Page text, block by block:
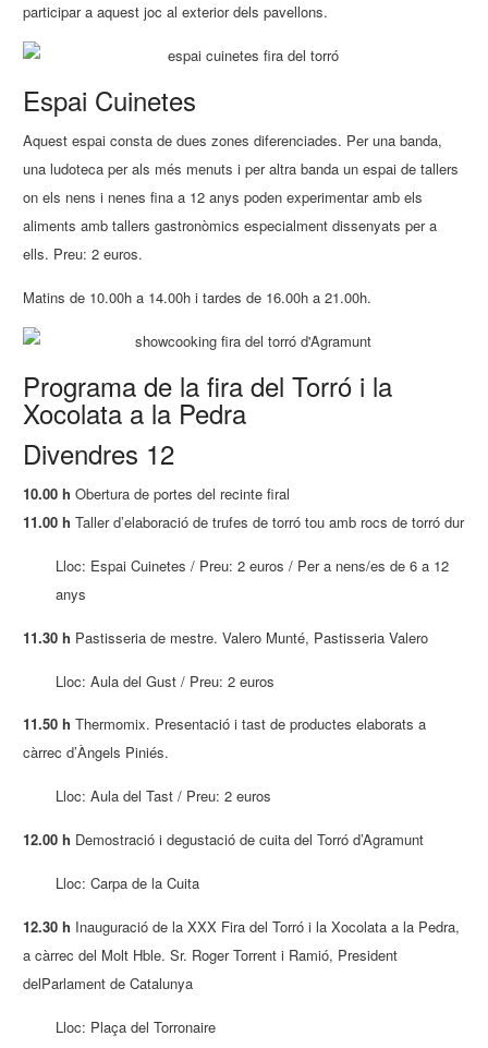
participar a aquest joc al exterior dels pavellons.
Espai Cuinetes
Aquest espai consta de dues zones diferenciades. Per una banda,
una ludoteca per als més menuts i per altra banda un espai de tallers
on els nens i nenes fina a 12 anys poden experimentar amb els
aliments amb tallers gastronòmics especialment dissenyats per a
ells. Preu: 2 euros.
Matins de 10.00h a 14.00h i tardes de 16.00h a 21.00h.
Programa de la fira del Torró i la
Xocolata a la Pedra
Divendres 12
10.00 h Obertura de portes del recinte firal
11.00 h Taller d’elaboració de trufes de torró tou amb rocs de torró dur
Lloc: Espai Cuinetes / Preu: 2 euros / Per a nens/es de 6 a 12
anys
11.30 h Pastisseria de mestre. Valero Munté, Pastisseria Valero
Lloc: Aula del Gust / Preu: 2 euros
11.50 h Thermomix. Presentació i tast de productes elaborats a
càrrec d’Àngels Piniés.
Lloc: Aula del Tast / Preu: 2 euros
12.00 h Demostració i degustació de cuita del Torró d’Agramunt
Lloc: Carpa de la Cuita
12.30 h Inauguració de la XXX Fira del Torró i la Xocolata a la Pedra,
a càrrec del Molt Hble. Sr. Roger Torrent i Ramió, President
delParlament de Catalunya
Lloc: Plaça del Torronaire